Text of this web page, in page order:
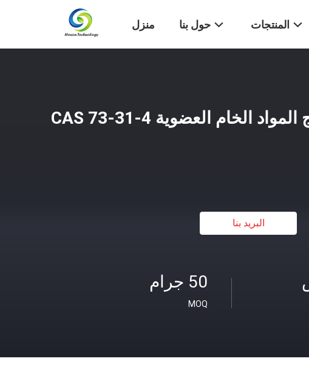
منزل حول بنا المنتجات
النوم الجيد المنتج المواد الخام العضوية CAS 73-31-4
البريد بنا
50 جرام
MOQ